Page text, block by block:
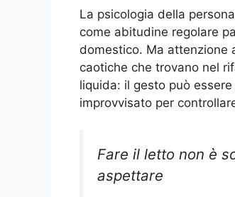
La psicologia della
come abitudine regolare
domestico. Ma attenzione
caotiche che trovano nel
liquida: il gesto può
improvvisato per
Fare il letto non è
aspettare